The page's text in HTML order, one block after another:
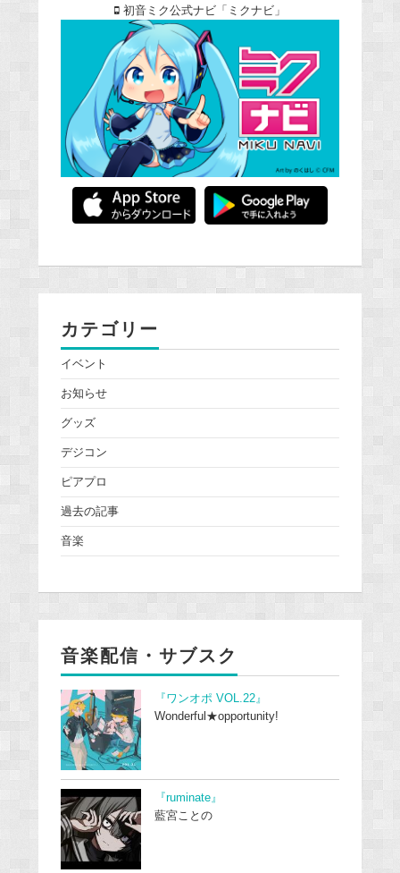
初音ミク公式ナビ「ミクナビ」
カテゴリー
イベント
お知らせ
グッズ
デジコン
ピアプロ
過去の記事
音楽
音楽配信・サブスク
『ワンオポ VOL.22』
Wonderful★opportunity!
『ruminate』
藍宮ことの